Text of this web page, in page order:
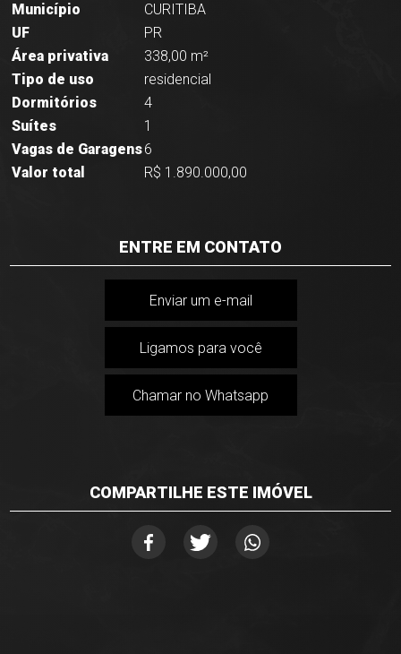
Município
CURITIBA
UF
PR
Área privativa
338,00 m²
Tipo de uso
residencial
Dormitórios
4
Suítes
1
Vagas de Garagens6
Valor total
R$ 1.890.000,00
ENTRE EM CONTATO
Enviar um e-mail
Ligamos para você
Chamar no Whatsapp
COMPARTILHE ESTE IMÓVEL